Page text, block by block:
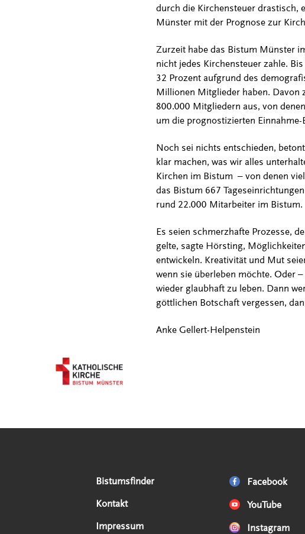
durch die Kirchensteuer drastisch,
Münster mit der Prognose zur
Zurzeit habe das Bistum Münster
nicht jedes Kirchensteuer zahle.
32 Prozent aufgrund des
Millionen Mitglieder haben. Davon
800.000 Mitgliedern aus, von
um die prognostizierten
Noch sei nichts entschieden,
klar machen, was wir alles
Kirchen im Bistum – von denen
das Bistum 667
rund 22.000 Mitarbeiter im Bistum.
Es seien schmerzhafte Prozesse,
gelte, sagte Hörsting,
entwickeln. Kreativität und Mut
wenn sie überleben möchte. Oder
wieder glaubhaft zu leben. Dann
göttlichen Botschaft vergessen,
Anke Gellert-Helpenstein
Serviceangebote
Bistumsfinder
Kontakt
Impressum
Social Media Angebote Facebook
YouTube
Instagram
Externe Links